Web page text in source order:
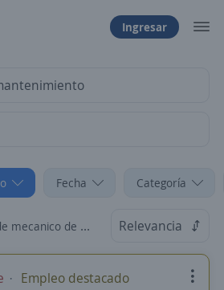
Ingresar
Fecha Categoría
mantenimiento en Huila Relevancia
Empleo destacado